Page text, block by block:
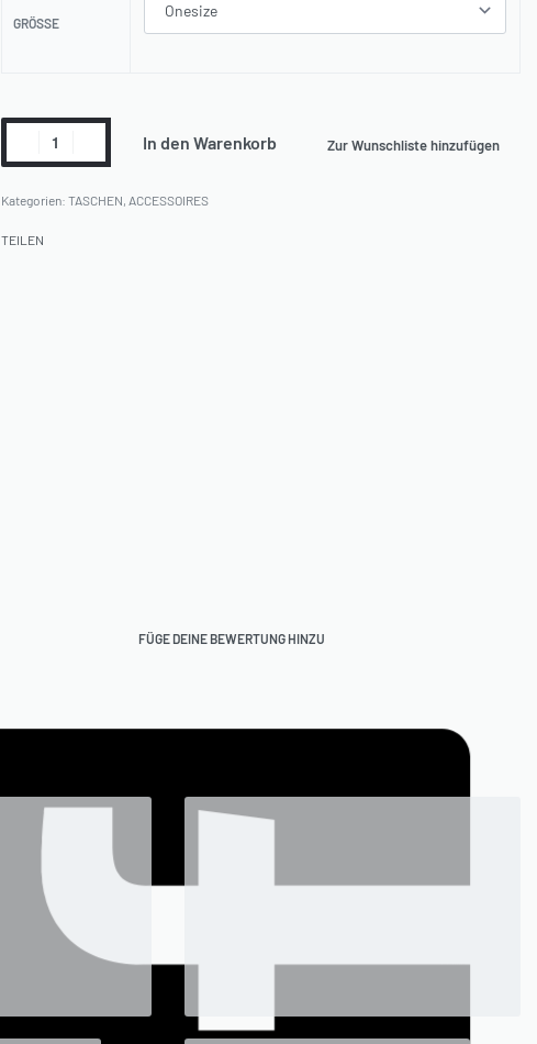
GRÖSSE
In den Warenkorb Zur Wunschliste hinzufügen
Kategorien: TASCHEN, ACCESSOIRES
TEILEN
FÜGE DEINE BEWERTUNG HINZU